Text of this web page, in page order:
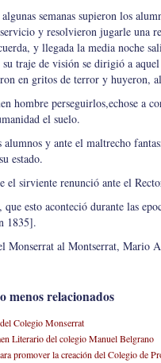
semanas supieron los
y resolvieron jugarle una
y llegada la media noche
su traje de visión se dirigió a
en gritos de terror y huyeron,
hombre perseguirlos,echose a
el suelo.
y ante el maltrecho
estado.
el sirviente renunció ante el
que esto aconteció durante las
1835].
Monserrat al Montserrat, Mario
menos relacionados
Colegio Monserrat
Literario del colegio Manuel Belgrano
promover la creación del Colegio de